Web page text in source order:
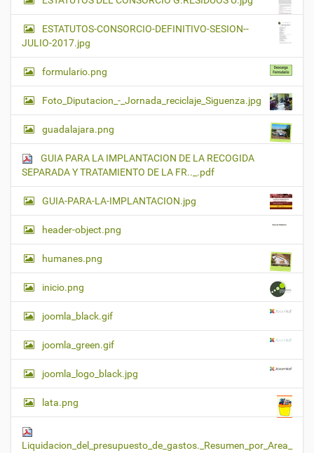
ESTATUTOS-CONSORCIO-DEFINITIVO-SESION--
JULIO-2017.jpg
formulario.png
Foto_Diputacion_-_Jornada_reciclaje_Siguenza.jpg
guadalajara.png
GUIA PARA LA IMPLANTACION DE LA RECOGIDA
SEPARADA Y TRATAMIENTO DE LA FR.._.pdf
GUIA-PARA-LA-IMPLANTACION.jpg
header-object.png
humanes.png
inicio.png
joomla_black.gif
joomla_green.gif
joomla_logo_black.jpg
lata.png
Liquidacion_del_presupuesto_de_gastos._Resumen_por_Area_